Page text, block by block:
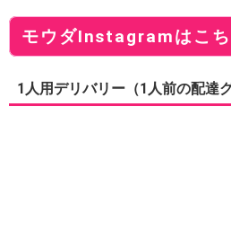
モウダInstagramはこち
1人用デリバリー（1人前の配達グ